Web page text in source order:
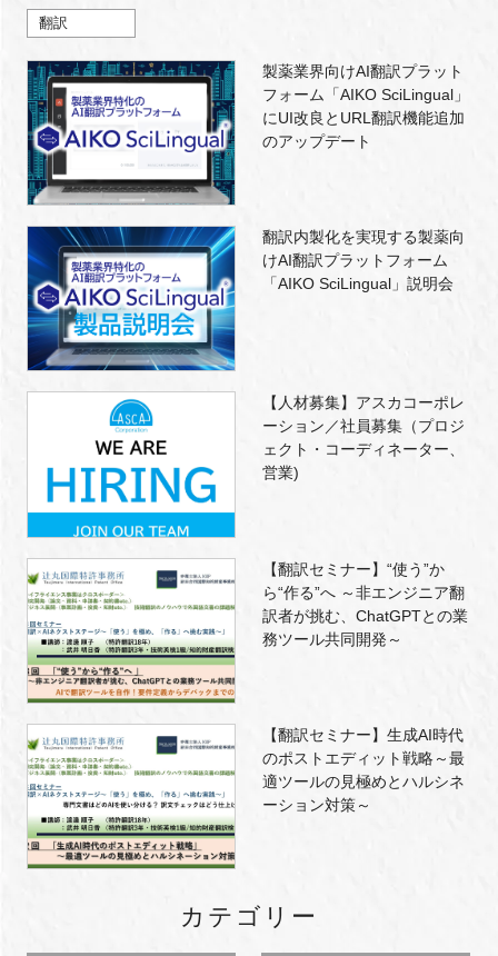
翻訳
製薬業界向けAI翻訳プラット
フォーム「AIKO SciLingual」
にUI改良とURL翻訳機能追加
のアップデート
翻訳内製化を実現する製薬向
けAI翻訳プラットフォーム
「AIKO SciLingual」説明会
【人材募集】アスカコーポレ
ーション／社員募集（プロジ
ェクト・コーディネーター、
営業)
【翻訳セミナー】“使う”か
ら“作る”へ ～非エンジニア翻
訳者が挑む、ChatGPTとの業
務ツール共同開発～
【翻訳セミナー】生成AI時代
のポストエディット戦略～最
適ツールの見極めとハルシネ
ーション対策～
カテゴリー